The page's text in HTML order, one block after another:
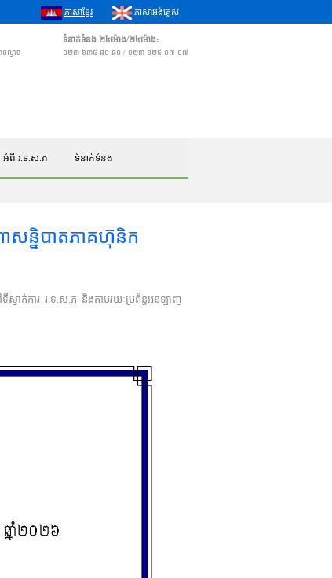
ភាសាខ្មែរ ភាសាអង់គ្លេស
ល្ងាច
ទំនាក់ទំនង ២៤ម៉ោង/២៤ម៉ោង:
០២៣ ៦៣៥ ៨០ ៨០ / ០២៣ ៦២៥ ០៧ ០៧
អំពី រ.ទ.ស.ភ ទំនាក់ទំនង
សន្និបាតភាគហ៊ុនិក
នាក់ការ រ.ទ.ស.ភ និងតាមរយៈប្រព័ន្ធអនឡាញ